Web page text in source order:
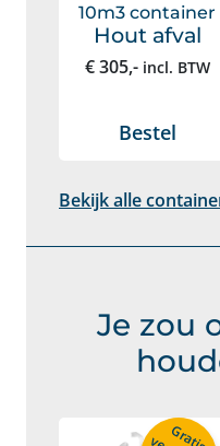
10m3 container
Hout afval
€305,- incl. BTW
Bestel
Bekijk alle
Je zou
G
r
a
is
e
r
s
t
u
u
r
d